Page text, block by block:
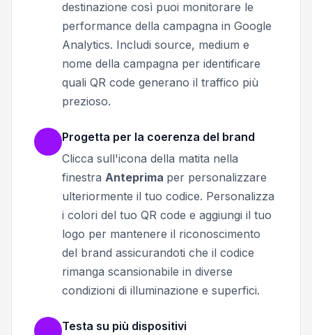
destinazione così puoi monitorare le
performance della campagna in Google
Analytics. Includi source, medium e
nome della campagna per identificare
quali QR code generano il traffico più
prezioso.
Progetta per la coerenza del brand
Clicca sull'icona della matita nella
finestra Anteprima per personalizzare
ulteriormente il tuo codice. Personalizza
i colori del tuo QR code e aggiungi il tuo
logo per mantenere il riconoscimento
del brand assicurandoti che il codice
rimanga scansionabile in diverse
condizioni di illuminazione e superfici.
Testa su più dispositivi